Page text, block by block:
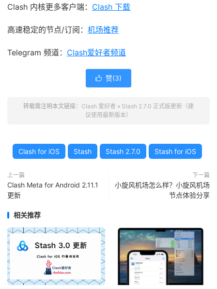
Clash 内核更多客户端： Clash 下载
高速稳定的节点/订阅： 机场推荐
Telegram 频道： Clash爱好者频道
 赞(3)
转载需注明本文链接： Clash 爱好者 » Stash 2.7.0 正式版更新（建
议使用最新版本）
Clash for iOS Stash Stash 2.7.0 Stash for iOS
上一篇
Clash Meta for Android 2.11.1
更新
下一篇
小旋风机场怎么样？小旋风机场
节点体验分享
相关推荐